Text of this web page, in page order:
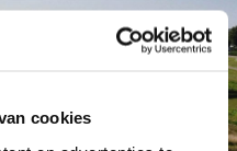
cookies